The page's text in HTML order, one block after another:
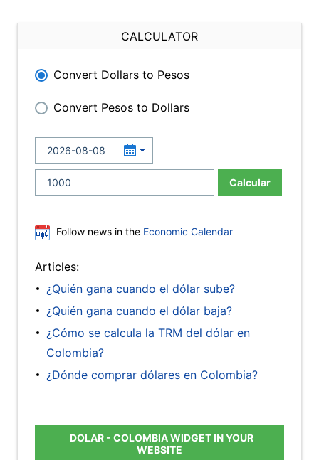
CALCULATOR
Convert Dollars to Pesos
Convert Pesos to Dollars
Calcular
Follow news in the Economic Calendar
Articles:
¿Quién gana cuando el dólar sube?
¿Quién gana cuando el dólar baja?
¿Cómo se calcula la TRM del dólar en
Colombia?
¿Dónde comprar dólares en Colombia?
DOLAR - COLOMBIA WIDGET IN YOUR
WEBSITE